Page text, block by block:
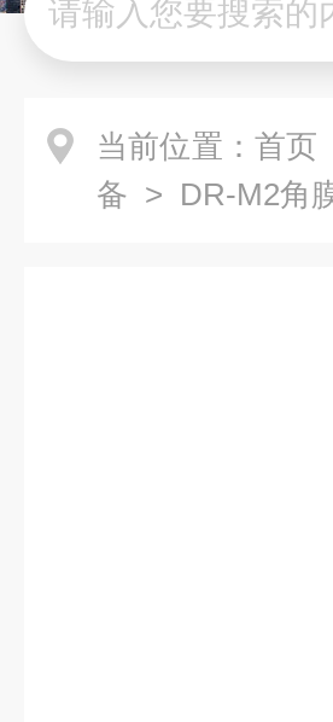
当前位置： 首页
备 > DR-M2角